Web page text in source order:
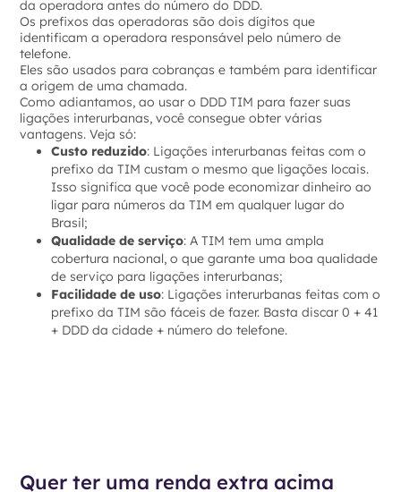
da operadora antes do número do DDD.
Os prefixos das operadoras são dois dígitos que
identificam a operadora responsável pelo número de
telefone.
Eles são usados para cobranças e também para identificar
a origem de uma chamada.
Como adiantamos, ao usar o DDD TIM para fazer suas
ligações interurbanas, você consegue obter várias
vantagens. Veja só:
Custo reduzido: Ligações interurbanas feitas com o
prefixo da TIM custam o mesmo que ligações locais.
Isso significa que você pode economizar dinheiro ao
ligar para números da TIM em qualquer lugar do
Brasil;
Qualidade de serviço: A TIM tem uma ampla
cobertura nacional, o que garante uma boa qualidade
de serviço para ligações interurbanas;
Facilidade de uso: Ligações interurbanas feitas com o
prefixo da TIM são fáceis de fazer. Basta discar 0 + 41
+ DDD da cidade + número do telefone.
Quer ter uma renda extra acima